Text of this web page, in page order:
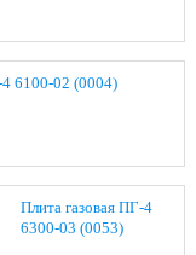
4 6100-02 (0004)
Плита газовая ПГ-4
6300-03 (0053)